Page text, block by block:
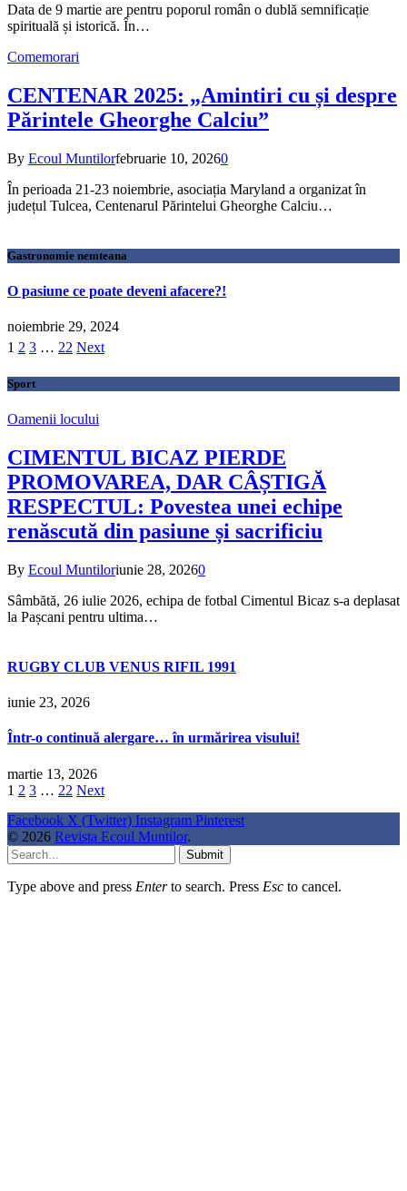
Data de 9 martie are pentru poporul român o dublă semnificație
spirituală și istorică. În…
Comemorari
CENTENAR 2025: „Amintiri cu și despre
Părintele Gheorghe Calciu”
By Ecoul Muntilorfebruarie 10, 20260
În perioada 21-23 noiembrie, asociația Maryland a organizat în
județul Tulcea, Centenarul Părintelui Gheorghe Calciu…
Gastronomie nemteana
O pasiune ce poate deveni afacere?!
noiembrie 29, 2024
1 2 3 … 22 Next
Sport
Oamenii locului
CIMENTUL BICAZ PIERDE
PROMOVAREA, DAR CÂȘTIGĂ
RESPECTUL: Povestea unei echipe
renăscută din pasiune și sacrificiu
By Ecoul Muntiloriunie 28, 20260
Sâmbătă, 26 iulie 2026, echipa de fotbal Cimentul Bicaz s-a deplasat
la Pașcani pentru ultima…
RUGBY CLUB VENUS RIFIL 1991
iunie 23, 2026
Într-o continuă alergare… în urmărirea visului!
martie 13, 2026
1 2 3 … 22 Next
Facebook X (Twitter) Instagram Pinterest
© 2026 Revista Ecoul Muntilor.
Submit
Type above and press Enterto search. Press Esc to cancel.